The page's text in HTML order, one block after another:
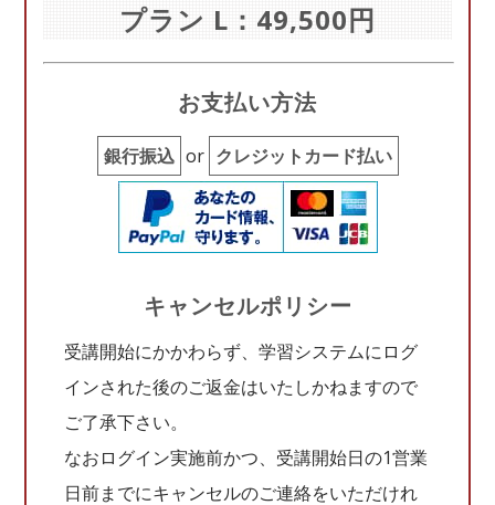
プラン L：49,500円
お支払い方法
銀行振込 or クレジットカード払い
キャンセルポリシー
受講開始にかかわらず、学習システムにログ
インされた後のご返金はいたしかねますので
ご了承下さい。
なおログイン実施前かつ、受講開始日の1営業
日前までにキャンセルのご連絡をいただけれ